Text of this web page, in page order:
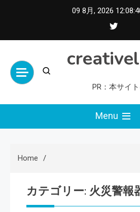
09 8月, 2026
PR：本サイ
Menu
Home
カテゴリー: 火災警報